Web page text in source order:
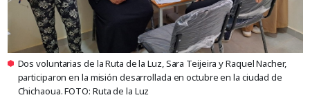
Dos voluntarias de la Ruta de la Luz, Sara Teijeira y Raquel Nacher,
participaron en la misión desarrollada en octubre en la ciudad de
Chichaoua. FOTO: Ruta de la Luz